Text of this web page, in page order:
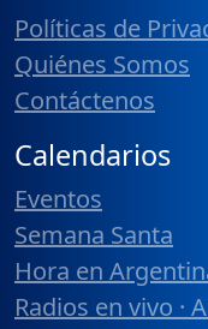
Políticas de
Quiénes Somos
Contáctenos
Calendarios
Eventos
Semana Santa
Hora en
Radios en vivo ·